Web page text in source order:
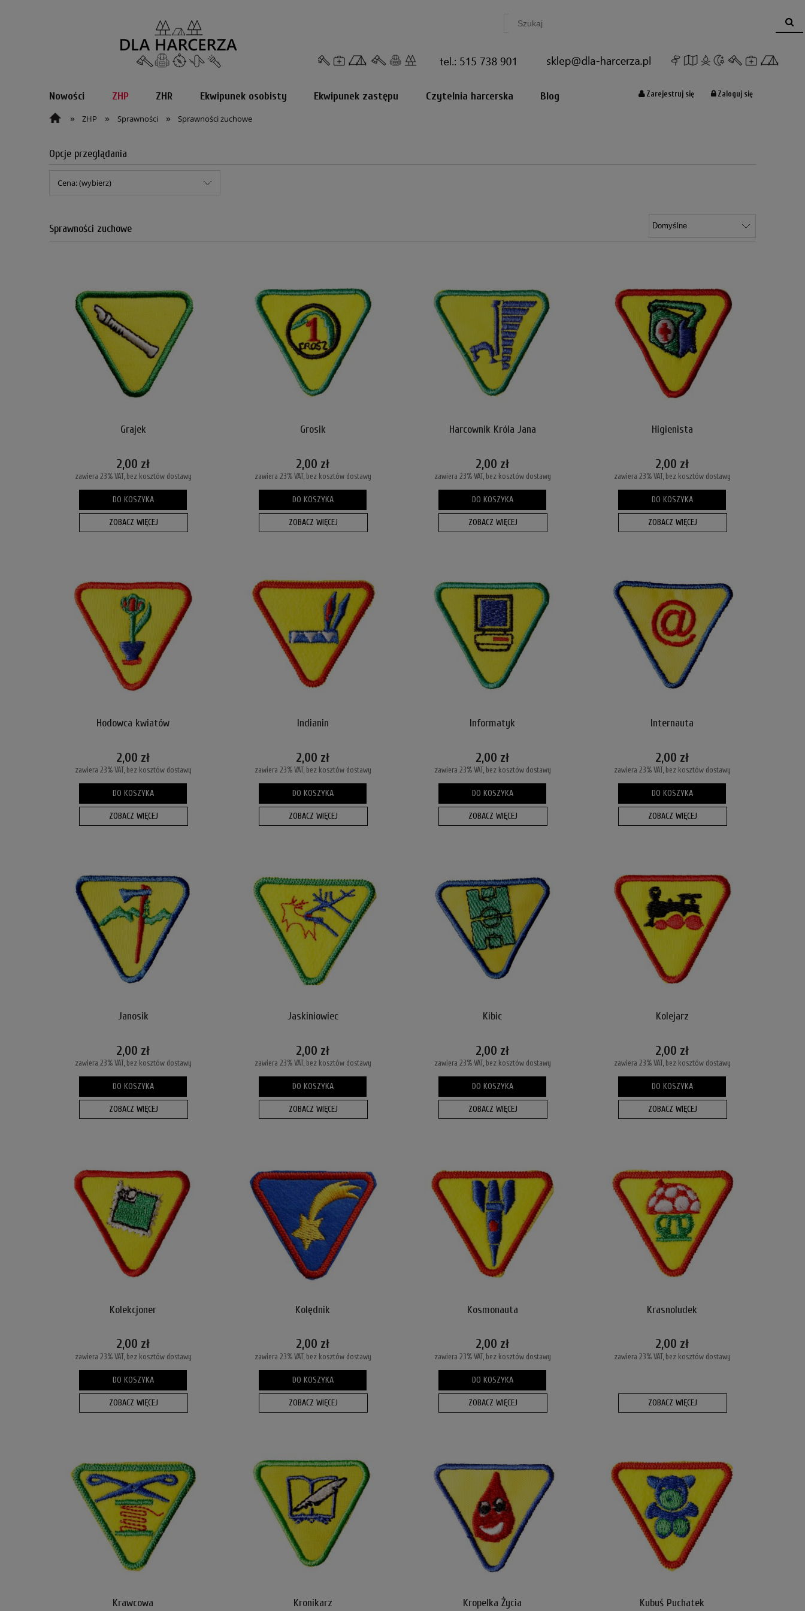
Zarejestruj się Zaloguj się
Nowości ZHP ZHR Ekwipunek osobisty Ekwipunek zastępu Czytelnia harcerska Blog
» ZHP » Sprawności » Sprawności zuchowe
Opcje przeglądania
Cena: (wybierz)
Sprawności zuchowe
Grajek
2,00 zł
zawiera 23% VAT, bez kosztów dostawy
DO KOSZYKA
ZOBACZ WIĘCEJ
Grosik
2,00 zł
zawiera 23% VAT, bez kosztów dostawy
DO KOSZYKA
ZOBACZ WIĘCEJ
Harcownik Króla Jana
2,00 zł
zawiera 23% VAT, bez kosztów dostawy
DO KOSZYKA
ZOBACZ WIĘCEJ
Higienista
2,00 zł
zawiera 23% VAT, bez kosztów dostawy
DO KOSZYKA
ZOBACZ WIĘCEJ
Hodowca kwiatów
2,00 zł
zawiera 23% VAT, bez kosztów dostawy
DO KOSZYKA
ZOBACZ WIĘCEJ
Indianin
2,00 zł
zawiera 23% VAT, bez kosztów dostawy
DO KOSZYKA
ZOBACZ WIĘCEJ
Informatyk
2,00 zł
zawiera 23% VAT, bez kosztów dostawy
DO KOSZYKA
ZOBACZ WIĘCEJ
Internauta
2,00 zł
zawiera 23% VAT, bez kosztów dostawy
DO KOSZYKA
ZOBACZ WIĘCEJ
Janosik
2,00 zł
zawiera 23% VAT, bez kosztów dostawy
DO KOSZYKA
ZOBACZ WIĘCEJ
Jaskiniowiec
2,00 zł
zawiera 23% VAT, bez kosztów dostawy
DO KOSZYKA
ZOBACZ WIĘCEJ
Kibic
2,00 zł
zawiera 23% VAT, bez kosztów dostawy
DO KOSZYKA
ZOBACZ WIĘCEJ
Kolejarz
2,00 zł
zawiera 23% VAT, bez kosztów dostawy
DO KOSZYKA
ZOBACZ WIĘCEJ
Kolekcjoner
2,00 zł
zawiera 23% VAT, bez kosztów dostawy
DO KOSZYKA
ZOBACZ WIĘCEJ
Kolędnik
2,00 zł
zawiera 23% VAT, bez kosztów dostawy
DO KOSZYKA
ZOBACZ WIĘCEJ
Kosmonauta
2,00 zł
zawiera 23% VAT, bez kosztów dostawy
DO KOSZYKA
ZOBACZ WIĘCEJ
Krasnoludek
2,00 zł
zawiera 23% VAT, bez kosztów dostawy
ZOBACZ WIĘCEJ
Krawcowa Kronikarz Kropelka Życia Kubuś Puchatek